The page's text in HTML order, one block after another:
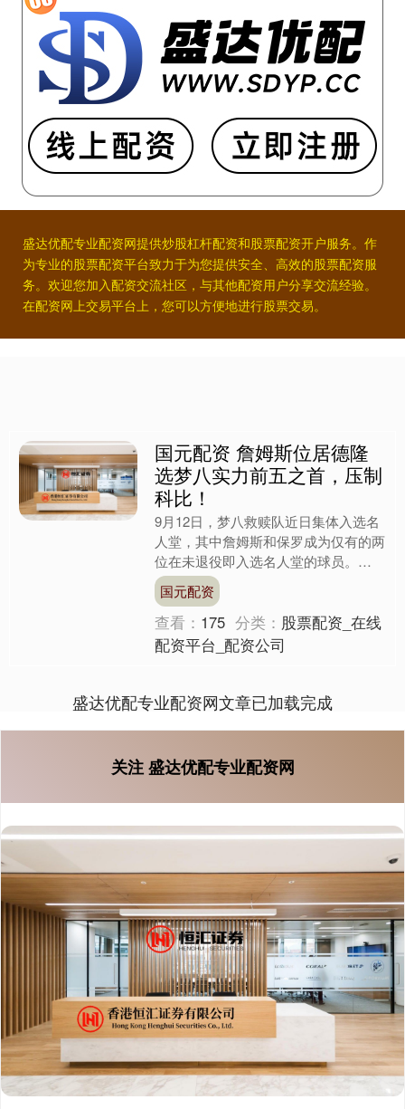
盛达优配专业配资网提供炒股杠杆配资和股票配资开户服务。作
为专业的股票配资平台致力于为您提供安全、高效的股票配资服
务。欢迎您加入配资交流社区，与其他配资用户分享交流经验。
在配资网上交易平台上，您可以方便地进行股票交易。
国元配资 詹姆斯位居德隆
选梦八实力前五之首，压制
科比！
9月12日，梦八救赎队近日集体入选名
人堂，其中詹姆斯和保罗成为仅有的两
位在未退役即入选名人堂的球员。
2004年，邓肯、艾弗森和马布里等几
位巅峰超级巨星由于带队....
国元配资
查看： 175 分类： 股票配资_在线
配资平台_配资公司
盛达优配专业配资网文章已加载完成
关注 盛达优配专业配资网